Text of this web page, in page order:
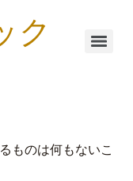
ク
ものは何もないこ